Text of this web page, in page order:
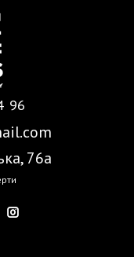
96
76а